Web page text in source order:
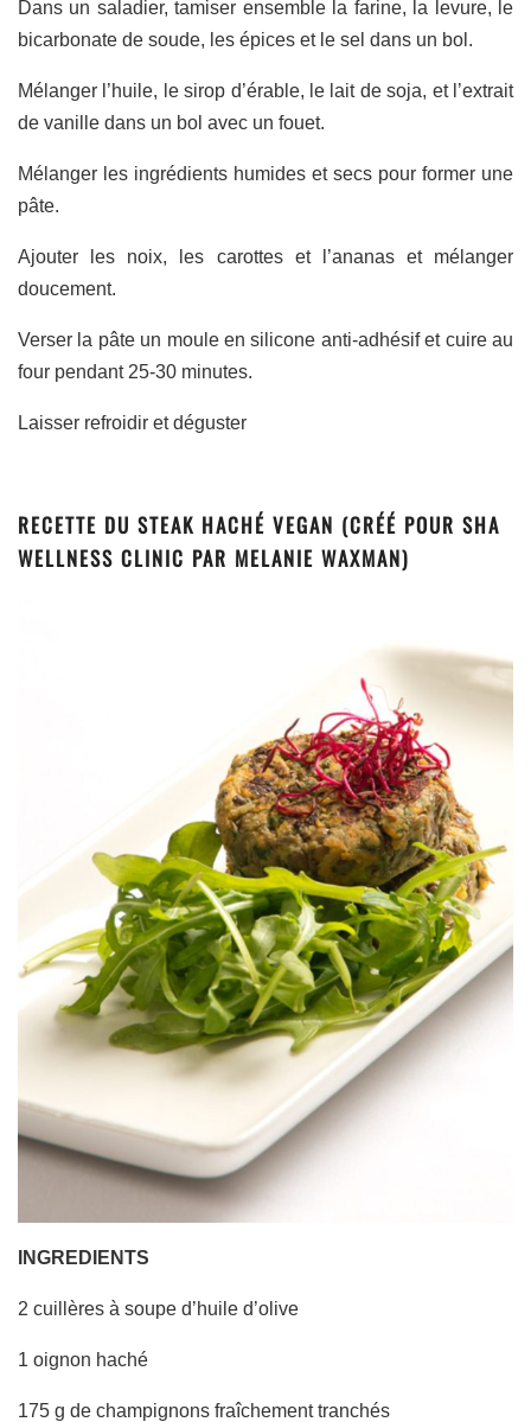
Dans un saladier, tamiser ensemble la farine, la levure, le
bicarbonate de soude, les épices et le sel dans un bol.
Mélanger l’huile, le sirop d’érable, le lait de soja, et l’extrait
de vanille dans un bol avec un fouet.
Mélanger les ingrédients humides et secs pour former une
pâte.
Ajouter les noix, les carottes et l’ananas et mélanger
doucement.
Verser la pâte un moule en silicone anti-adhésif et cuire au
four pendant 25-30 minutes.
Laisser refroidir et déguster
RECETTE DU STEAK HACHÉ VEGAN (CRÉÉ POUR SHA
WELLNESS CLINIC PAR MELANIE WAXMAN)
INGREDIENTS
2 cuillères à soupe d’huile d’olive
1 oignon haché
175 g de champignons fraîchement tranchés